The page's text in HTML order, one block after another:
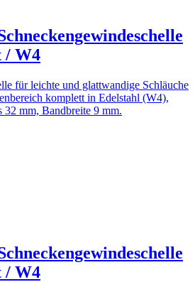
/ W4
für leichte und glattwandige Schläuche
komplett in Edelstahl (W4),
32 mm, Bandbreite 9 mm.
/ W4